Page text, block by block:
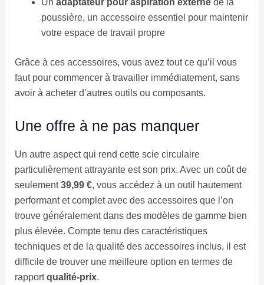
Un adaptateur pour aspiration externede la
poussière, un accessoire essentiel pour maintenir
votre espace de travail propre
Grâce à ces accessoires, vous avez tout ce qu’il vous
faut pour commencer à travailler immédiatement, sans
avoir à acheter d’autres outils ou composants.
Une offre à ne pas manquer
Un autre aspect qui rend cette scie circulaire
particulièrement attrayante est son prix. Avec un coût de
seulement39,99 €, vous accédez à un outil hautement
performant et complet avec des accessoires que l’on
trouve généralement dans des modèles de gamme bien
plus élevée. Compte tenu des caractéristiques
techniques et de la qualité des accessoires inclus, il est
difficile de trouver une meilleure option en termes de
rapportqualité-prix.